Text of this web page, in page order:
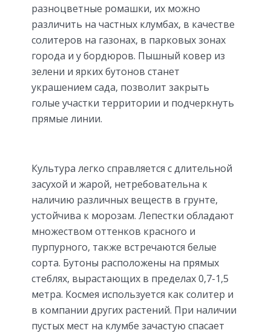
разноцветные ромашки, их можно
различить на частных клумбах, в качестве
солитеров на газонах, в парковых зонах
города и у бордюров. Пышный ковер из
зелени и ярких бутонов станет
украшением сада, позволит закрыть
голые участки территории и подчеркнуть
прямые линии.
Культура легко справляется с длительной
засухой и жарой, нетребовательна к
наличию различных веществ в грунте,
устойчива к морозам. Лепестки обладают
множеством оттенков красного и
пурпурного, также встречаются белые
сорта. Бутоны расположены на прямых
стеблях, вырастающих в пределах 0,7-1,5
метра. Космея используется как солитер и
в компании других растений. При наличии
пустых мест на клумбе зачастую спасает